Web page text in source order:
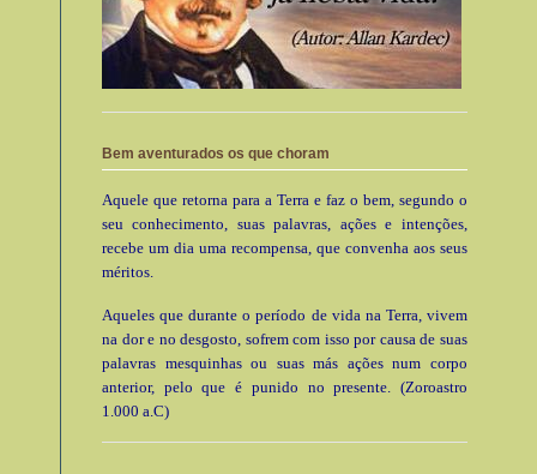
Bem aventurados os que choram
Aquele que retorna para a Terra e faz o bem, segundo o
seu conhecimento, suas palavras, ações e intenções,
recebe um dia uma recompensa, que convenha aos seus
méritos.
Aqueles que durante o período de vida na Terra, vivem
na dor e no desgosto, sofrem com isso por causa de suas
palavras mesquinhas ou suas más ações num corpo
anterior, pelo que é punido no presente. (Zoroastro
1.000 a.C)